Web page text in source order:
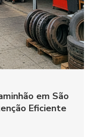
em São
Eficiente